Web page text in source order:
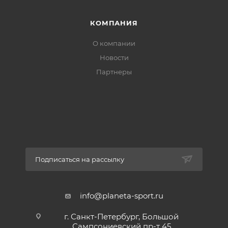
КОМПАНИЯ
О компании
Новости
Партнеры
Подписаться на рассылку
info@planeta-sport.ru
г. Санкт-Петербург, Большой